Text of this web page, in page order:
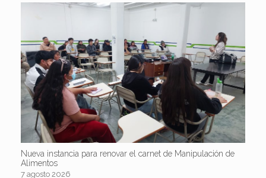
Nueva instancia para renovar el carnet de Manipulación de
Alimentos
7 agosto 2026